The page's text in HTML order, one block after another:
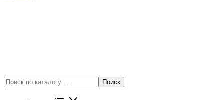
Поиск